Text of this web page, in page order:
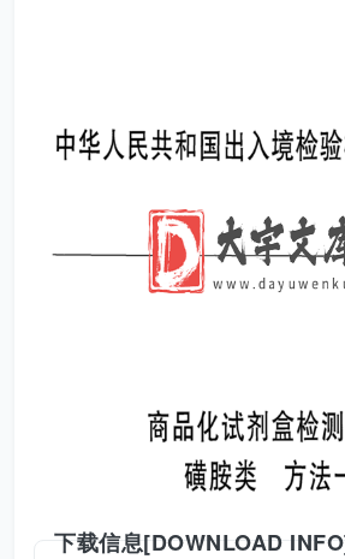
下载信息[DOWNLOAD